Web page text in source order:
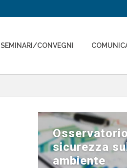
SEMINARI/CONVEGNI
sicurezza
ambiente